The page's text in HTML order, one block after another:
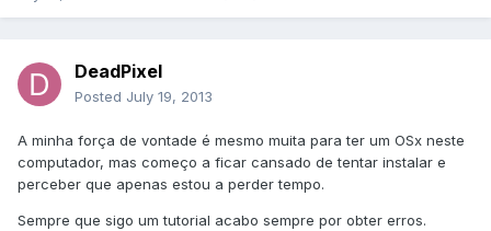
DeadPixel
Posted July 19, 2013
A minha força de vontade é mesmo muita para ter um OSx neste
computador, mas começo a ficar cansado de tentar instalar e
perceber que apenas estou a perder tempo.
Sempre que sigo um tutorial acabo sempre por obter erros.